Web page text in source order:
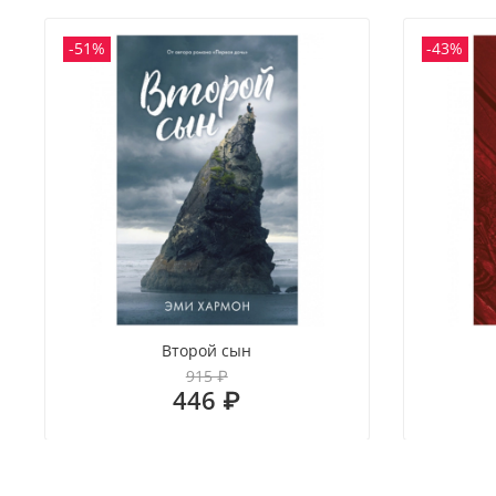
-51%
Второй сын
915 ₽
446 ₽
-43%